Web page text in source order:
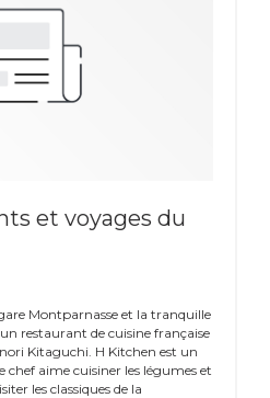
et voyages du
Montparnasse et la tranquille
restaurant de cuisine française
Kitaguchi. H Kitchen est un
aime cuisiner les légumes et
les classiques de la